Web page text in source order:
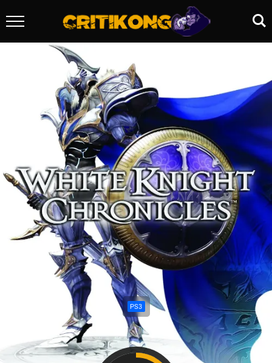
PS3